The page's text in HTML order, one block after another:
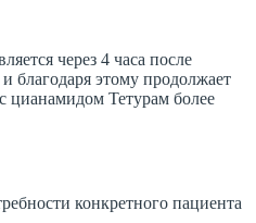
через 4 часа после
благодаря этому продолжает
цианамидом Тетурам более
конкретного пациента